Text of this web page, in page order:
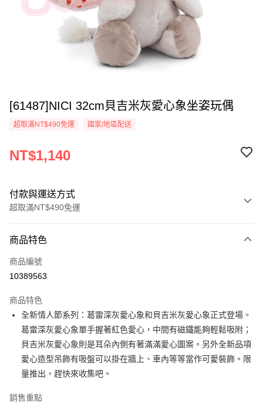
[61487]NICI 32cm貝吉米灰愛心象坐姿玩偶
超取滿NT$490免運 國家/地區配送
NT$1,140
付款與運送方式
超取滿NT$490免運
信用卡一次付款
超商取貨付款
Apple Pay
街口支付
悠遊付
AFTEE先享後付
相關說明
商品特色
商品編號
10389563
商品特色
全新情人節系列：葛雷深灰愛心象和貝吉米灰愛心象正式登場。
葛雷深灰愛心象單手握著紅色愛心，中間有磁鐵能夠輕鬆吸附；
貝吉米灰愛心象則是耳朵內側有著滿滿愛心圖案。另外全新品項
愛心造型吊飾有吸盤可以掛在牆上、車內等等當作可愛裝飾。限
量推出，趕快來收集吧。
銷售重點